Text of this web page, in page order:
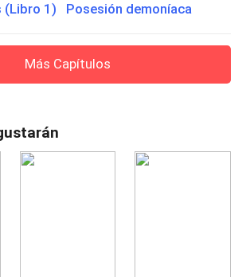
(Libro 1) Posesión demoníaca
Más Capítulos